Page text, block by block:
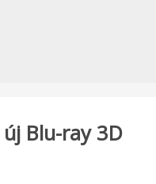
Blu-ray 3D